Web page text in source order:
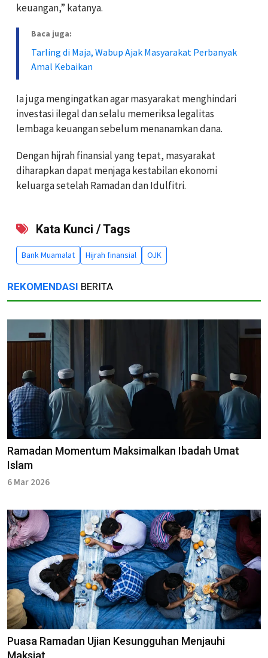
keuangan,” katanya.
Baca juga:
Tarling di Maja, Wabup Ajak Masyarakat Perbanyak
Amal Kebaikan
Ia juga mengingatkan agar masyarakat menghindari
investasi ilegal dan selalu memeriksa legalitas
lembaga keuangan sebelum menanamkan dana.
Dengan hijrah finansial yang tepat, masyarakat
diharapkan dapat menjaga kestabilan ekonomi
keluarga setelah Ramadan dan Idulfitri.
Kata Kunci / Tags
Bank Muamalat Hijrah finansial OJK
REKOMENDASI BERITA
Ramadan Momentum Maksimalkan Ibadah Umat
Islam
6 Mar 2026
Puasa Ramadan Ujian Kesungguhan Menjauhi
Maksiat